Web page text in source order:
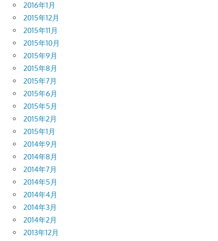
2016年1月
2015年12月
2015年11月
2015年10月
2015年9月
2015年8月
2015年7月
2015年6月
2015年5月
2015年2月
2015年1月
2014年9月
2014年8月
2014年7月
2014年5月
2014年4月
2014年3月
2014年2月
2013年12月